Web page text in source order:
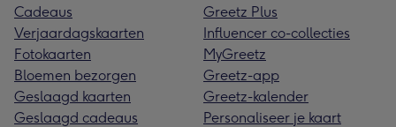
Cadeaus
Verjaardagskaarten
Fotokaarten
Bloemen bezorgen
Geslaagd kaarten
Geslaagd cadeaus
Greetz Plus
Influencer co-collecties
MyGreetz
Greetz-app
Greetz-kalender
Personaliseer je kaart